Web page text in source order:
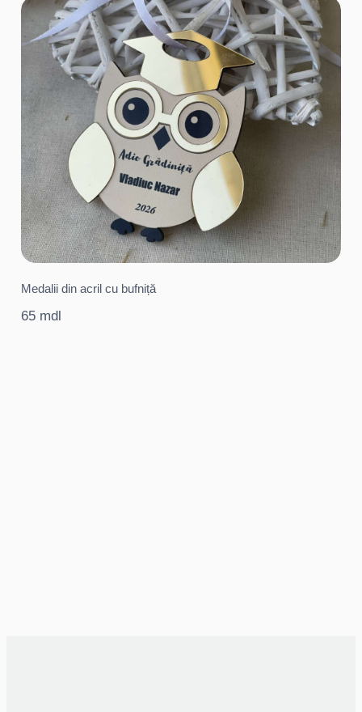
Medalii din acril cu bufniță
65 mdl